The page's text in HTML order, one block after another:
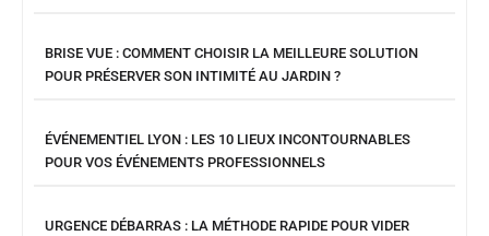
BRISE VUE : COMMENT CHOISIR LA MEILLEURE SOLUTION
POUR PRÉSERVER SON INTIMITÉ AU JARDIN ?
ÉVÉNEMENTIEL LYON : LES 10 LIEUX INCONTOURNABLES
POUR VOS ÉVÉNEMENTS PROFESSIONNELS
URGENCE DÉBARRAS : LA MÉTHODE RAPIDE POUR VIDER